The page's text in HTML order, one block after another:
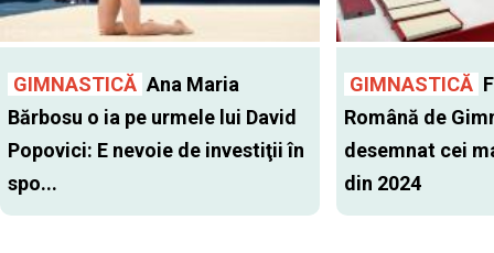
GIMNASTICĂ Ana Maria
Bărbosu o ia pe urmele lui David
Popovici: E nevoie de investiţii în
spo...
GIMNASTICĂ
Română de
desemnat cei
din 2024